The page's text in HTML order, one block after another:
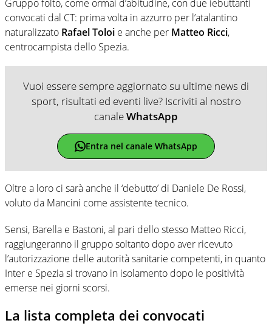
Gruppo folto, come ormai d’abitudine, con due iebuttanti
convocati dal CT: prima volta in azzurro per l’atalantino
naturalizzato RafaelToloi e anche per Matteo Ricci,
centrocampista dello Spezia.
Vuoi essere sempre aggiornato su ultime news di
sport, risultati ed eventi live? Iscriviti al nostro
canaleWhatsApp
Entra nel canale WhatsApp
Oltre a loro ci sarà anche il ‘debutto’ di Daniele De Rossi,
voluto da Mancini come assistente tecnico.
Sensi, Barella e Bastoni, al pari dello stesso Matteo Ricci,
raggiungeranno il gruppo soltanto dopo aver ricevuto
l’autorizzazione delle autorità sanitarie competenti, in quanto
Inter e Spezia si trovano in isolamento dopo le positività
emerse nei giorni scorsi.
La lista completa dei convocati